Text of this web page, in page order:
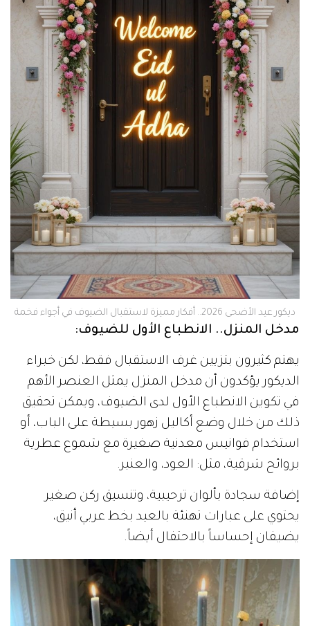
ديكور عيد الأضحى 2026.. أفكار مميزة لاستقبال الضيوف في أجواء فخمة
مدخل المنزل.. الانطباع الأول للضيوف:
يهتم كثيرون بتزيين غرف الاستقبال فقط، لكن خبراء
الديكور يؤكدون أن مدخل المنزل يمثل العنصر الأهم
في تكوين الانطباع الأول لدى الضيوف، ويمكن تحقيق
ذلك من خلال وضع أكاليل زهور بسيطة على الباب، أو
استخدام فوانيس معدنية صغيرة مع شموع عطرية
بروائح شرقية، مثل: العود، والعنبر.
إضافة سجادة بألوان ترحيبية، وتنسيق ركن صغير
يحتوي على عبارات تهنئة بالعيد بخط عربي أنيق،
يضيفان إحساساً بالاحتفال أيضاً.